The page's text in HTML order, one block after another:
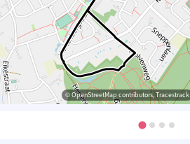
© OpenStreetMap contributors, Tracestrack